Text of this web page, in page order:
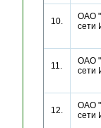
10.
ОАО
сети
11.
ОАО
сети
12.
ОАО
сети